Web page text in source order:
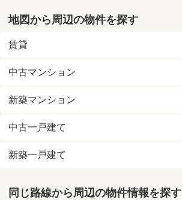
地図から周辺の物件を探す
賃貸
中古マンション
新築マンション
中古一戸建て
新築一戸建て
同じ路線から周辺の物件情報を探す